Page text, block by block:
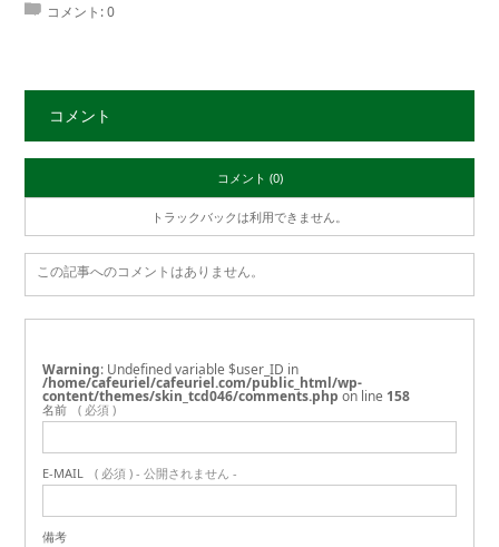
コメント:0
コメント
コメント (0)
トラックバックは利用できません。
この記事へのコメントはありません。
Warning : Undefined variable $user_ID in
/home/cafeuriel/cafeuriel.com/public_html/wp-
content/themes/skin_tcd046/comments.php on line 158
名前 ( 必須 )
E-MAIL ( 必須 ) - 公開されません -
備考